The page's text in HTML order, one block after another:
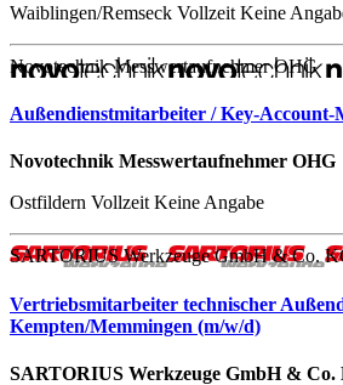
Waiblingen/Remseck Vollzeit Keine
Novotechnik Messwertaufnehmer OHG
Außendienstmitarbeiter / Key-Account-
Novotechnik Messwertaufnehmer OHG
Ostfildern VollzeitKeine Angabe
SARTORIUS Werkzeuge GmbH & Co.
Vertriebsmitarbeiter technischer
Kempten/Memmingen (m/w/d)
SARTORIUS Werkzeuge GmbH & Co.